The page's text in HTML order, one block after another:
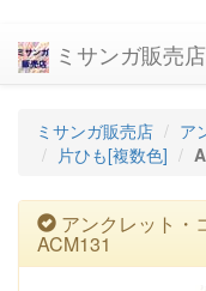
ミサンガ販売店
ミサンガ販売店 ア
片ひも[複数色]
アンクレット・
ACM131